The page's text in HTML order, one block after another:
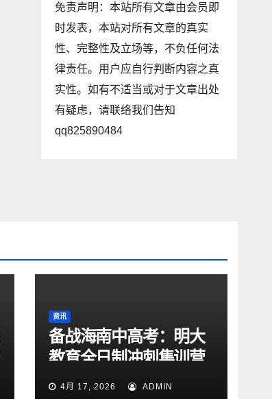
免责声明：本站所有文章由会员即
时发表，本站对所有文章的真实
性、完整性及立场等，不负任何法
律责任。用户应自行判断内容之真
实性。如有不适当或对于文章出处
有疑虑，请联络我们告知
qq825890484
资讯
备战海南中高考：明大
教育全日制冲刺集训营
的课程特色与提分逻辑
4月 17, 2026 ADMIN